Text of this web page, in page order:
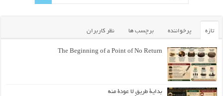
تازه پرخواننده برچسب ها نظر کاربران
The Beginning of a Point of No Return
بداية طريقٍ لا عودة منه